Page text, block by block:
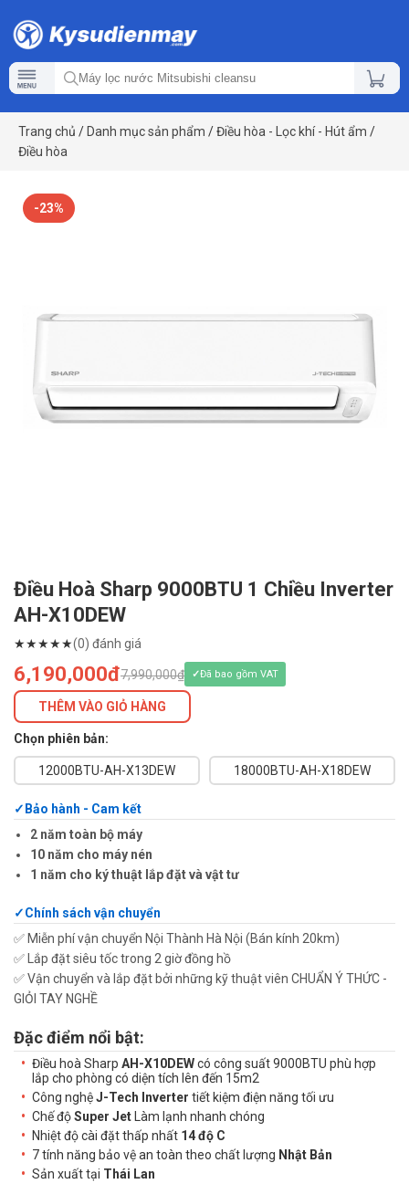
Trang chủ / Danh mục sản phẩm /Điều hòa - Lọc khí - Hút ẩm /
Điều hòa
-23%
Điều Hoà Sharp 9000BTU 1 Chiều Inverter
AH-X10DEW
★★★★★(0) đánh giá
6,190,000đ7,990,000₫ Đã bao gồm VAT
THÊM VÀO GIỎ HÀNG
Chọn phiên bản:
12000BTU-AH-X13DEW 18000BTU-AH-X18DEW
Bảo hành - Cam kết
2 năm toàn bộ máy
10 năm cho máy nén
1 năm cho ký thuật lắp đặt và vật tư
Chính sách vận chuyển
✅ Miễn phí vận chuyển Nội Thành Hà Nội (Bán kính 20km)
✅ Lắp đặt siêu tốc trong 2 giờ đồng hồ
✅ Vận chuyển và lắp đặt bởi những kỹ thuật viên CHUẨN Ý THỨC -
GIỎI TAY NGHỀ
Đặc điểm nổi bật:
Điều hoà Sharp AH-X10DEWcó công suất 9000BTU phù hợp
lắp cho phòng có diện tích lên đến 15m2
Công nghệJ-Tech Inverter tiết kiệm điện năng tối ưu
Chế độSuper Jet Làm lạnh nhanh chóng
Nhiệt độ cài đặt thấp nhất 14 độ C
7 tính năng bảo vệ an toàn theo chất lượng Nhật Bản
Sản xuất tại Thái Lan